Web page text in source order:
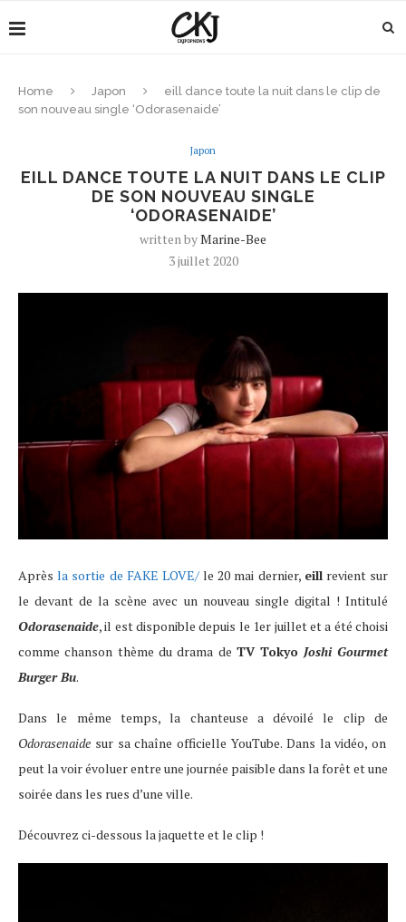
Home Japon
eill dance toute la nuit dans le clip de
son nouveau single ‘Odorasenaide’
Japon
EILL DANCE TOUTE LA NUIT DANS LE CLIP
DE SON NOUVEAU SINGLE
‘ODORASENAIDE’
written byMarine-Bee
3 juillet 2020
Aprèsla sortie de FAKE LOVE/le 20 mai dernier, eillrevient sur
le devant de la scène avec un nouveau single digital ! Intitulé
Odorasenaide, il est disponible depuis le 1er juillet et a été choisi
comme chanson thème du drama de TV Tokyo Joshi Gourmet
Burger Bu.
Dans le même temps, la chanteuse a dévoilé le clip de
Odorasenaide sur sa chaîne officielle YouTube. Dans la vidéo, on
peut la voir évoluer entre une journée paisible dans la forêt et une
soirée dans les rues d’une ville.
Découvrez ci-dessous la jaquette et le clip !